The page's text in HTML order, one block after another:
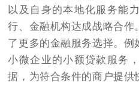
以及自身的本地化服务能
行、金融机构达成战略合
了更多的金融服务选择。例
小微企业的小额贷款服务
据，为符合条件的商户提